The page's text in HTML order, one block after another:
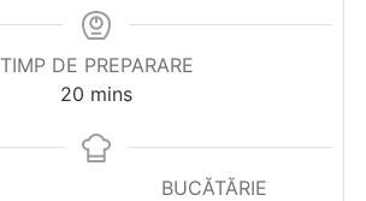
TIMP DE PREPARARE
20 minutes
mins
BUCĂTĂRIE